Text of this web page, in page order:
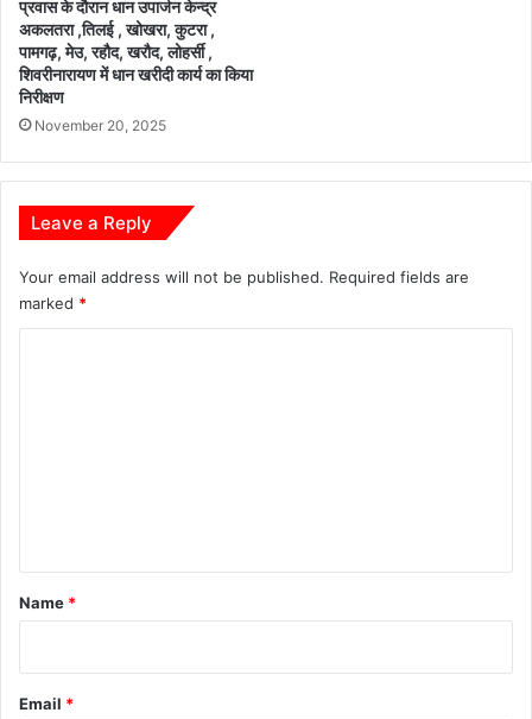
न
का
री
के
लि
ए
जां
ज
गी
चां
पा
जि
वा
प्रवास के दौरान धान उपार्जन केन्द्र
अकलतरा ,तिलई , खोखरा, कुटरा ,
पामगढ़, मेउ, रहौद, खरौद, लोहर्सी ,
शिवरीनारायण में धान खरीदी कार्य का किया
निरीक्षण
November 20, 2025
Leave a Reply
Your email address will not be published. Required fields are
marked *
*
Name *
Email *